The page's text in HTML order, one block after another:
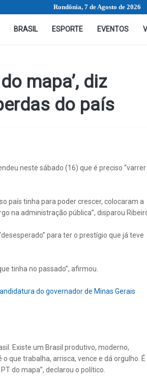
Rondônia, 7 de Agosto de 2026
BRASIL ESPORTE EVENTOS
mapa’, diz
do país
neste sábado (16) que é preciso “varrer
país tinha para poder crescer, colocaram a
na administração pública”, disparou
para ter o prestígio que já teve
tinha no passado”, afirmou.
do governador de Minas Gerais
Existe um Brasil produtivo, moderno,
que trabalha, arrisca, vence e dá orgulho. É
do mapa”, declarou o político.